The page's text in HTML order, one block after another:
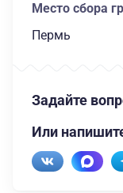
Место сбора
Пермь
Задайте
Или